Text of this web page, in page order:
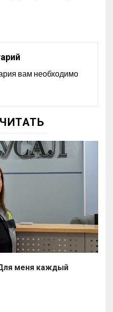
вам необходимо
меня каждый